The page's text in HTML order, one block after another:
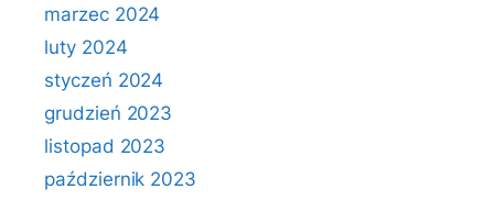
marzec 2024
luty 2024
styczeń 2024
grudzień 2023
listopad 2023
październik 2023